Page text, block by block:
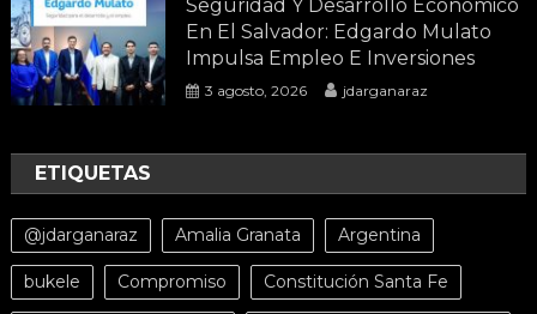
Seguridad Y Desarrollo Económico
En El Salvador: Edgardo Mulato
Impulsa Empleo E Inversiones
3 agosto, 2026 jdarganaraz
ETIQUETAS
@jdarganaraz Amalia Granata Argentina
bukele Compromiso Constitución Santa Fe